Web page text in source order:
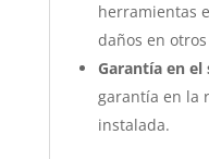
herramientas
daños en
Garantía en el
garantía en la
instalada.